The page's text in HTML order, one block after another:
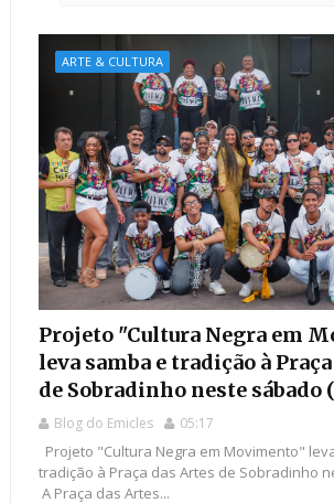
ARTE & CULTURA
Projeto "Cultura Negra em
leva samba e tradição à
de Sobradinho neste sábado
Blog do Emicles 05:17
Projeto "Cultura Negra em Movimento"
tradição à Praça das Artes de Sobradinho
​ A Praça das Artes...